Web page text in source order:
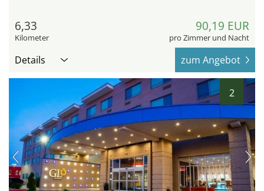
6,33
Kilometer
90,19 EUR
pro Zimmer und Nacht
Details zum Angebot
2